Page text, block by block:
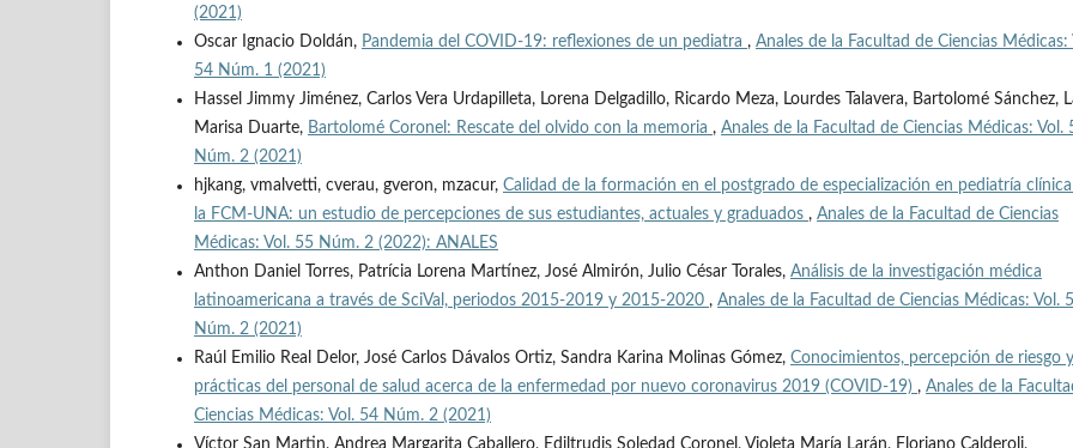
(2021)
Oscar Ignacio Doldán, Pandemia del COVID-19: reflexiones de un pediatra , Anales de la Facultad de Ciencias Médicas:
54 Núm. 1 (2021)
Hassel Jimmy Jiménez, Carlos Vera Urdapilleta, Lorena Delgadillo, Ricardo Meza, Lourdes Talavera, Bartolomé Sánchez,
Marisa Duarte, Bartolomé Coronel: Rescate del olvido con la memoria , Anales de la Facultad de Ciencias Médicas: Vol.
Núm. 2 (2021)
hjkang, vmalvetti, cverau, gveron, mzacur, Calidad de la formación en el postgrado de especialización en pediatría
la FCM-UNA: un estudio de percepciones de sus estudiantes, actuales y graduados , Anales de la Facultad de Ciencias
Médicas: Vol. 55 Núm. 2 (2022): ANALES
Anthon Daniel Torres, Patrícia Lorena Martínez, José Almirón, Julio César Torales, Análisis de la investigación médica
latinoamericana a través de SciVal, periodos 2015-2019 y 2015-2020 , Anales de la Facultad de Ciencias Médicas: Vol.
Núm. 2 (2021)
Raúl Emilio Real Delor, José Carlos Dávalos Ortiz, Sandra Karina Molinas Gómez, Conocimientos, percepción de riesgo y
prácticas del personal de salud acerca de la enfermedad por nuevo coronavirus 2019 (COVID-19) , Anales de la
Ciencias Médicas: Vol. 54 Núm. 2 (2021)
Víctor San Martin, Andrea Margarita Caballero, Ediltrudis Soledad Coronel, Violeta María Larán, Floriano Calderoli,